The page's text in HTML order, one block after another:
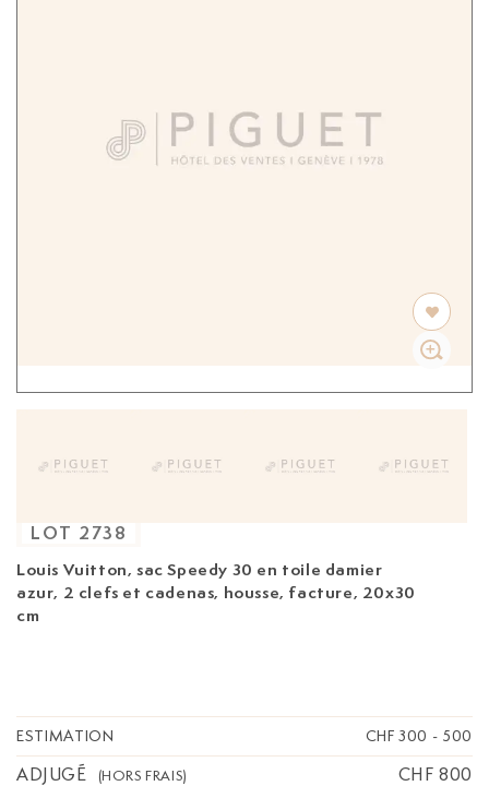
Louis Vuitton, sac Speedy 30 en toile damier
azur, 2 clefs et cadenas, housse, facture, 20x30
cm
LOT 2738
ESTIMATION CHF 300 - 500
ADJUGÉ (HORS FRAIS) CHF 800